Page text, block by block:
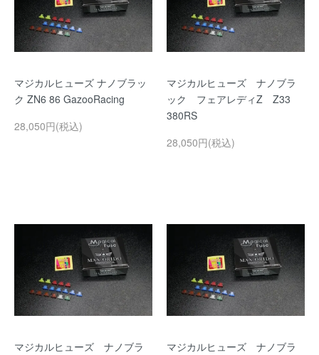
マジカルヒューズ ナノブラッ
ク ZN6 86 GazooRacing
28,050円(税込)
マジカルヒューズ ナノブラ
ック フェアレディZ Z33
380RS
28,050円(税込)
マジカルヒューズ ナノブラ
マジカルヒューズ ナノブラ